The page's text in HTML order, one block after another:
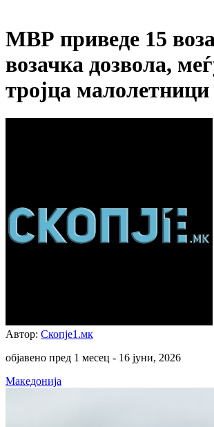
МВР приведе 15
возачка дозвола,
тројца малолетници
Автор: Скопје1.мк
објавено пред 1 месец - 16 јуни, 2026
Македонија